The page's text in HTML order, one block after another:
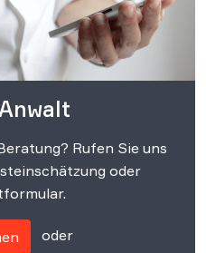
Rufen Sie uns
oder
oder